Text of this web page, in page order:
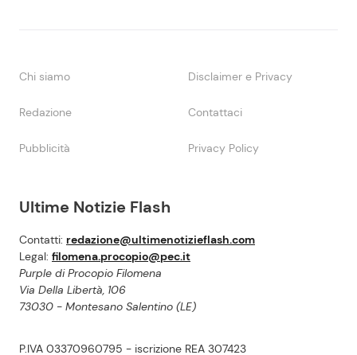
Ultime Notizie Flash
Contatti: redazione@ultimenotizieflash.com
Legal: filomena.procopio@pec.it
Purple di Procopio Filomena
Via Della Libertà, 106
73030 - Montesano Salentino (LE)
P.IVA 03370960795 - iscrizione REA 307423
Chi siamo Disclaimer e Privacy
Redazione Contattaci
Pubblicità Privacy Policy